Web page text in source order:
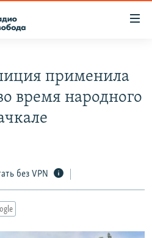
применила
время народного
без VPN